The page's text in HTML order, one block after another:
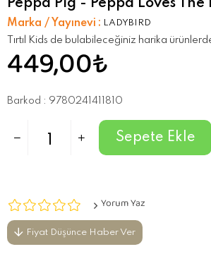
Peppa Pig - Peppa Loves The
Marka / Yayınevi : LADYBIRD
Tırtıl Kids de bulabileceğiniz harika
449,00₺
Barkod : 9780241411810
Yorum Yaz
Fiyat Düşünce Haber Ver